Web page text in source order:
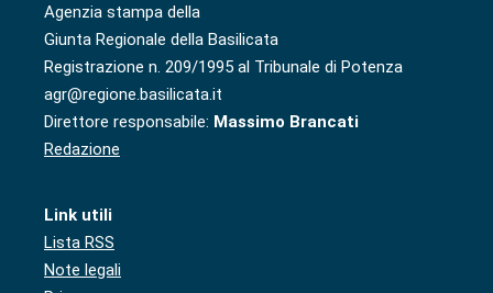
Agenzia stampa della
Giunta Regionale della Basilicata
Registrazione n. 209/1995 al Tribunale di Potenza
agr@regione.basilicata.it
Direttore responsabile: Massimo Brancati
Redazione
Link utili
Lista RSS
Note legali